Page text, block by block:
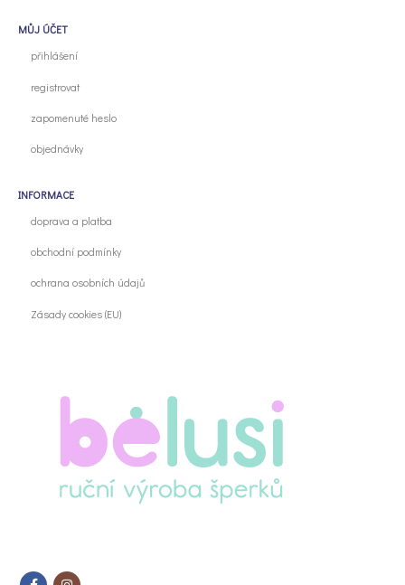
MŮJ ÚČET
přihlášení
registrovat
zapomenuté heslo
objednávky
INFORMACE
doprava a platba
obchodní podmínky
ochrana osobních údajů
Zásady cookies (EU)